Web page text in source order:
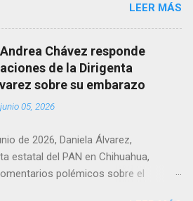
ubicada en el kilómetro 10 del
Comercial. Según reportes el médico
quitado la vida mientras permanecía
en el consultorio, por lo que
tuvieron que derribar la puerta,
se desempeñó como presidente
reconocido en la región.
LEER MÁS
Chávez responde
de la Dirigenta
sobre su embarazo
junio 05, 2026
de 2026, Daniela Álvarez,
estatal del PAN en Chihuahua,
polémicos sobre el